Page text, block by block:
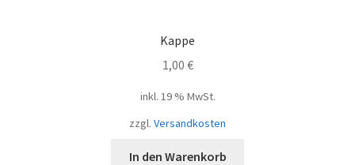
Kappe
1,00 €
inkl. 19 % MwSt.
zzgl. Versandkosten
In den Warenkorb